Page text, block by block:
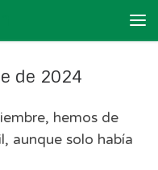
de 2024
hemos de
aunque solo había